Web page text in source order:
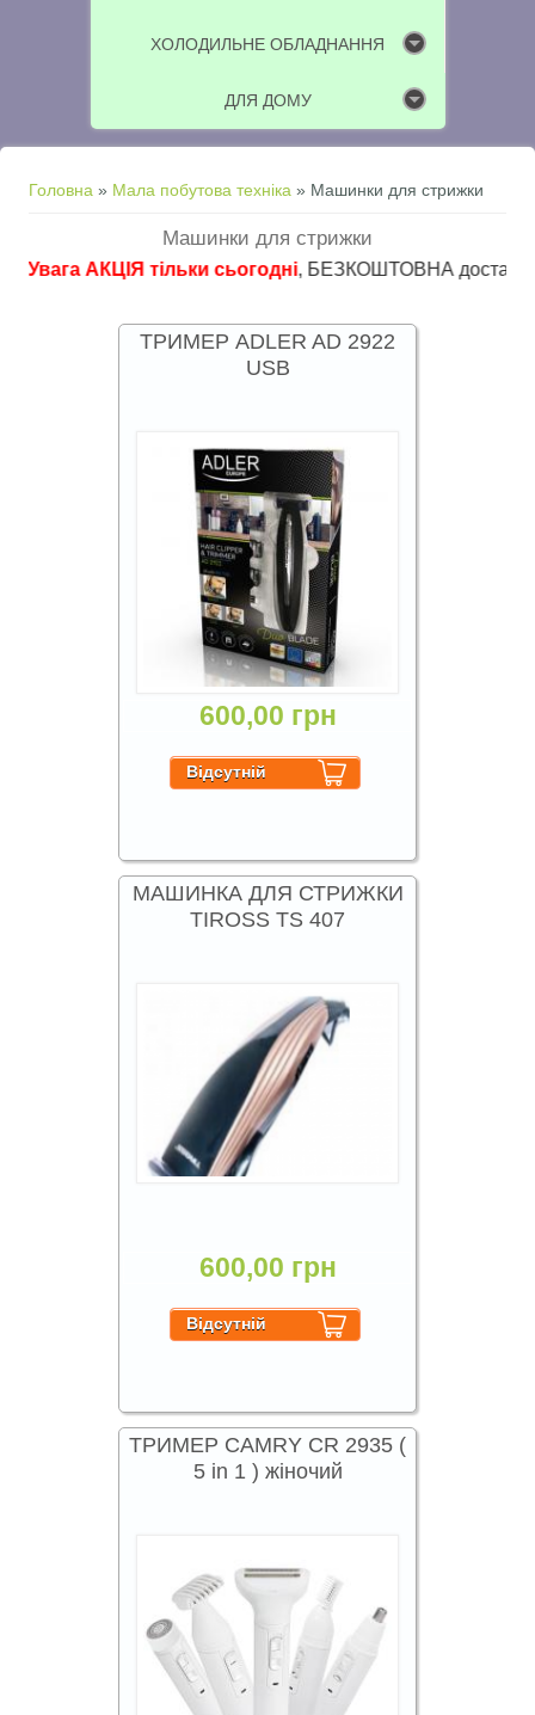
ХОЛОДИЛЬНЕ ОБЛАДНАННЯ
ДЛЯ ДОМУ
Ви є тут
Головна » Мала побутова техніка » Машинки для стрижки
Машинки для стрижки
АКЦІЯ тільки сьогодні, БЕЗКОШТОВНА доставка в
ТРИМЕР ADLER AD 2922
USB
600,00 грн
МАШИНКА ДЛЯ СТРИЖКИ
TIROSS TS 407
600,00 грн
ТРИМЕР CAMRY CR 2935 (
5 in 1 ) жіночий